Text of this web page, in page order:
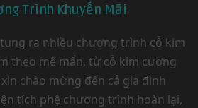
Trình Khuyến Mãi
ra nhiều chương trình cỗ kim
theo mê mẩn, từ cỗ kim cương
chào mừng đến cả gia đình
tích phệ chương trình hoàn lại,